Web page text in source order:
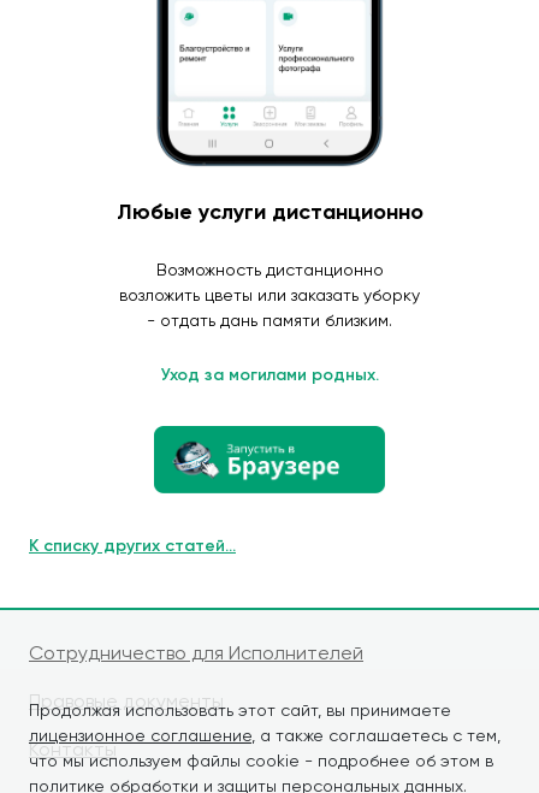
Продолжая использовать этот сайт, вы принимаете
лицензионное соглашение , а также соглашаетесь с тем,
что мы используем файлы cookie - подробнее об этом в
политике обработки и защиты персональных данных.
Любые услуги дистанционно
Возможность дистанционно
возложить цветы или заказать уборку
- отдать дань памяти близким.
Уход за могилами родных.
К списку других статей...
Сотрудничество для Исполнителей
Правовые документы
Контакты